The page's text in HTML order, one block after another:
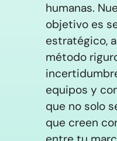
humanas.
objetivo es
estratégico,
método
equipos y
que no solo
que creen